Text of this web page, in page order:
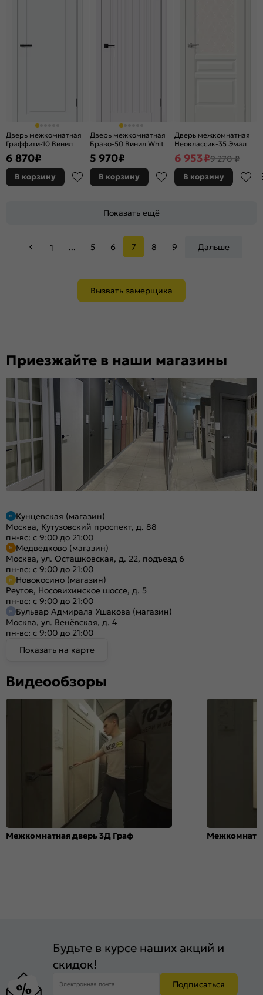
Дверь межкомнатная
Граффити-10 Винил
White Pro, глухая,
каркасно-щитовая
6 870₽
В корзину
Дверь межкомнатная
Браво-50 Винил White
Pro, глухая, каркасно-
щитовая
5 970₽
В корзину
Дверь межкомнатная
Неоклассик-35 Эмалит
White Matt,
остекленная, white
сrystal, кромка нет,
филенчатая
6 953₽9 270 ₽
В корзину
Показать ещё
1 ... 5 6 7 8 9 Дальше
Вызвать замерщика
Приезжайте в наши магазины
Кунцевская (магазин)
Москва, Кутузовский проспект, д. 88
пн-вс: с 9:00 до 21:00
Медведково (магазин)
Москва, ул. Осташковская, д. 22, подъезд 6
пн-вс: с 9:00 до 21:00
Новокосино (магазин)
Реутов, Носовихинское шоссе, д. 5
пн-вс: с 9:00 до 21:00
Бульвар Адмирала Ушакова (магазин)
Москва, ул. Венёвская, д. 4
пн-вс: с 9:00 до 21:00
Показать на карте
Видеообзоры
Межкомнатная дверь 3Д Граф
Будьте в курсе наших акций и
скидок!
Электронная почта Подписаться